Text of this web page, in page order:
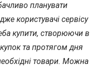
планувати
користувачі сервісу
купити, створюючи в
та протягом дня
товари. Можна